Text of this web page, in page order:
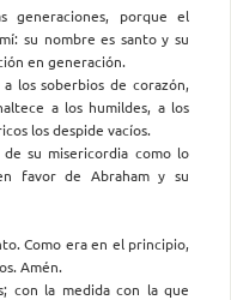
generaciones, porque el
su nombre es santo y su
en generación.
los soberbios de corazón,
a los humildes, a los
los despide vacíos.
su misericordia como lo
favor de Abraham y su
Como era en el principio,
Amén.
con la medida con la que